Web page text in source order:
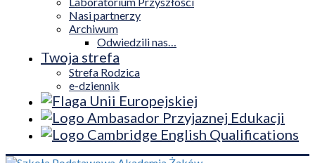
Nasi partnerzy
Archiwum
Odwiedzili nas…
Twoja strefa
Strefa Rodzica
e-dziennik